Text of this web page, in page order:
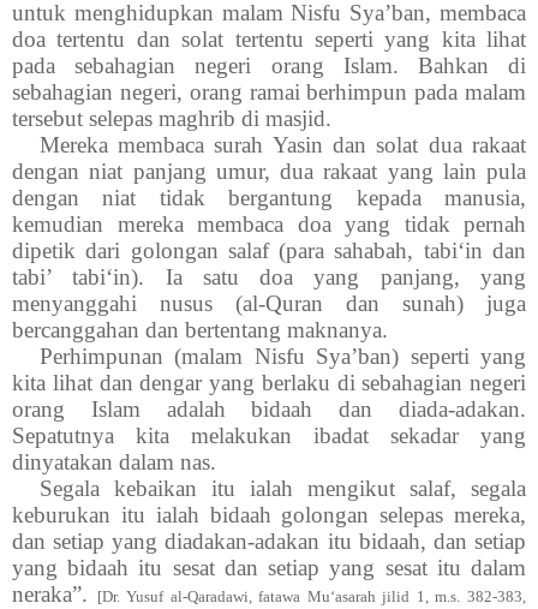
untuk menghidupkan malam Nisfu Sya’ban, membaca
doa tertentu dan solat tertentu seperti yang kita lihat
pada sebahagian negeri orang Islam. Bahkan di
sebahagian negeri, orang ramai berhimpun pada malam
tersebut selepas maghrib di masjid.
Mereka membaca surah Yasin dan solat dua rakaat
dengan niat panjang umur, dua rakaat yang lain pula
dengan niat tidak bergantung kepada manusia,
kemudian mereka membaca doa yang tidak pernah
dipetik dari golongan salaf (para sahabah, tabi‘in dan
tabi’ tabi‘in). Ia satu doa yang panjang, yang
menyanggahi nusus (al-Quran dan sunah) juga
bercanggahan dan bertentang maknanya.
Perhimpunan (malam Nisfu Sya’ban) seperti yang
kita lihat dan dengar yang berlaku di sebahagian negeri
orang Islam adalah bidaah dan diada-adakan.
Sepatutnya kita melakukan ibadat sekadar yang
dinyatakan dalam nas.
Segala kebaikan itu ialah mengikut salaf, segala
keburukan itu ialah bidaah golongan selepas mereka,
dan setiap yang diadakan-adakan itu bidaah, dan setiap
yang bidaah itu sesat dan setiap yang sesat itu dalam
neraka”.
[Dr. Yusuf al-Qaradawi, fatawa Mu‘asarah jilid 1, m.s. 382-383,